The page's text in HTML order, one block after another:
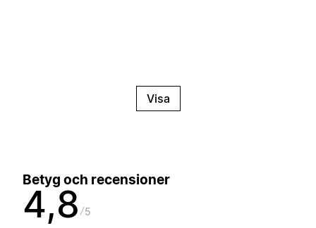
Visa
Betyg och recensioner
4,8 5